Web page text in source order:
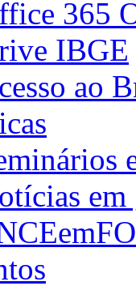
365
IBGE
ao
em